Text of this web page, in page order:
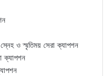
ও স্মৃতিময় সেরা ক্যাপশন
ক্যাপশন